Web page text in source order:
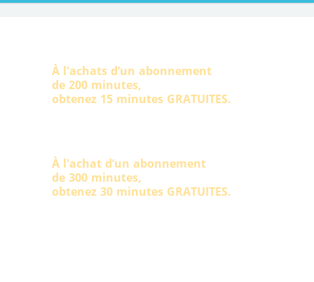
À l'achats d’un abonnement
de 200 minutes,
obtenez 15 minutes GRATUITES.
À l'achat d’un abonnement
de 300 minutes,
obtenez 30 minutes GRATUITES.